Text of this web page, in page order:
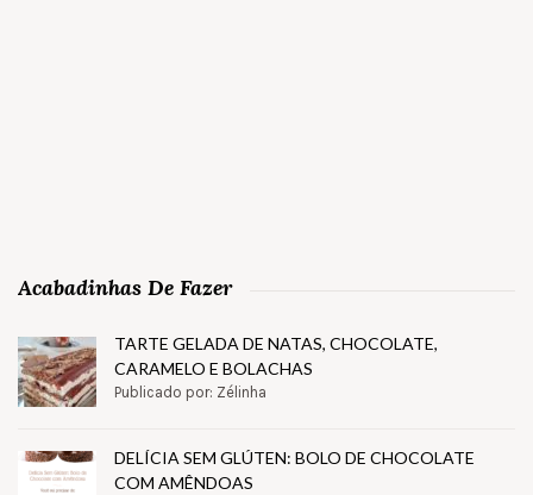
Acabadinhas De Fazer
TARTE GELADA DE NATAS, CHOCOLATE,
CARAMELO E BOLACHAS
Publicado por: Zélinha
DELÍCIA SEM GLÚTEN: BOLO DE CHOCOLATE
COM AMÊNDOAS